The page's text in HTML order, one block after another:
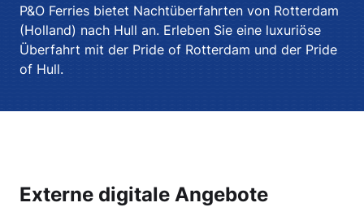
P&O Ferries bietet Nachtüberfahrten von Rotterdam
(Holland) nach Hull an. Erleben Sie eine luxuriöse
Überfahrt mit der Pride of Rotterdam und der Pride
of Hull.
Externe digitale Angebote